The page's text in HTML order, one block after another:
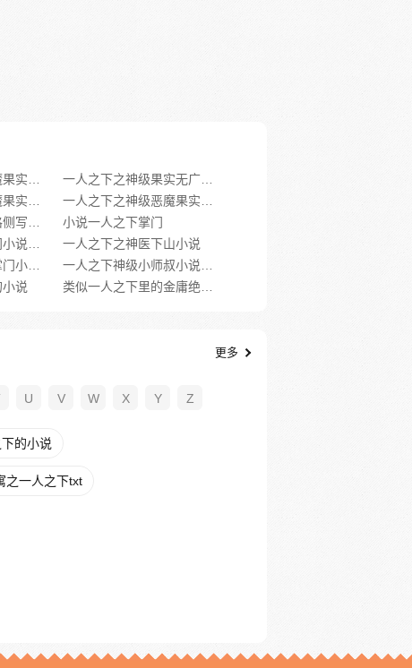
小说一人之下掌门
一人之下之神医下山小说
说
更多
U V W X Y Z
的小说
之一人之下txt